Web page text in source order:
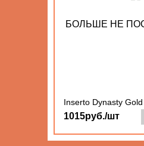
БОЛЬШЕ НЕ
Inserto Dynasty
1015руб./шт